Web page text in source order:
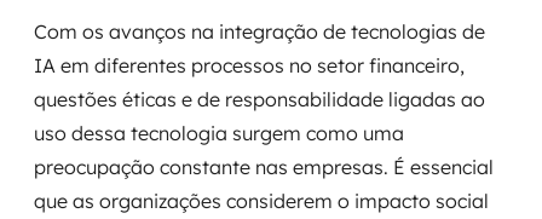
Com os avanços na integração de tecnologias de
IA em diferentes processos no setor financeiro,
questões éticas e de responsabilidade ligadas ao
uso dessa tecnologia surgem como uma
preocupação constante nas empresas. É essencial
que as organizações considerem o impacto social